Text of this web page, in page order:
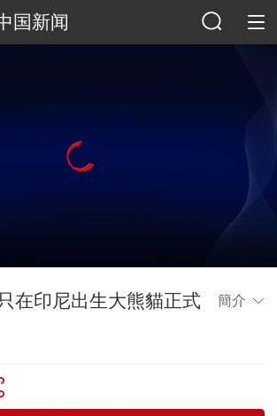
国新闻
在印尼出生大熊貓正式
簡介